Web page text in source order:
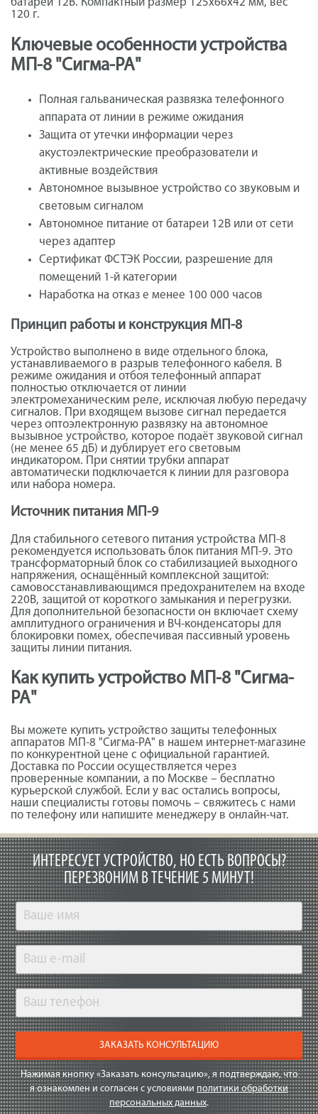
батареи 12В. Компактный размер 125х66х42 мм, вес
120 г.
Ключевые особенности устройства
МП-8 "Сигма-РА"
Полная гальваническая развязка телефонного
аппарата от линии в режиме ожидания
Защита от утечки информации через
акустоэлектрические преобразователи и
активные воздействия
Автономное вызывное устройство со звуковым и
световым сигналом
Автономное питание от батареи 12В или от сети
через адаптер
Сертификат ФСТЭК России, разрешение для
помещений 1-й категории
Наработка на отказ е менее 100 000 часов
Принцип работы и конструкция МП-8
Устройство выполнено в виде отдельного блока,
устанавливаемого в разрыв телефонного кабеля. В
режиме ожидания и отбоя телефонный аппарат
полностью отключается от линии
электромеханическим реле, исключая любую передачу
сигналов. При входящем вызове сигнал передается
через оптоэлектронную развязку на автономное
вызывное устройство, которое подаёт звуковой сигнал
(не менее 65 дБ) и дублирует его световым
индикатором. При снятии трубки аппарат
автоматически подключается к линии для разговора
или набора номера.
Источник питания МП-9
Для стабильного сетевого питания устройства МП-8
рекомендуется использовать блок питания МП-9. Это
трансформаторный блок со стабилизацией выходного
напряжения, оснащённый комплексной защитой:
самовосстанавливающимся предохранителем на входе
220В, защитой от короткого замыкания и перегрузки.
Для дополнительной безопасности он включает схему
амплитудного ограничения и ВЧ-конденсаторы для
блокировки помех, обеспечивая пассивный уровень
защиты линии питания.
Как купить устройство МП-8 "Сигма-
РА"
Вы можете купить устройство защиты телефонных
аппаратов МП-8 "Сигма-РА" в нашем интернет-магазине
по конкурентной цене с официальной гарантией.
Доставка по России осуществляется через
проверенные компании, а по Москве – бесплатно
курьерской службой. Если у вас остались вопросы,
наши специалисты готовы помочь – свяжитесь с нами
по телефону или напишите менеджеру в онлайн-чат.
ИНТЕРЕСУЕТ УСТРОЙСТВО, НО ЕСТЬ ВОПРОСЫ?
ПЕРЕЗВОНИМ В ТЕЧЕНИЕ 5 МИНУТ!
ЗАКАЗАТЬ КОНСУЛЬТАЦИЮ
Нажимая кнопку «Заказать консультацию», я подтверждаю, что
я ознакомлен и согласен с условиями политики обработки
персональных данных.